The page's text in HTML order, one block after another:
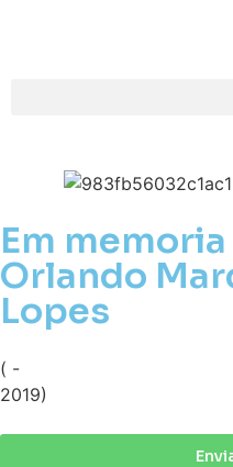
Em
Orlando
Lopes
( -
2019)